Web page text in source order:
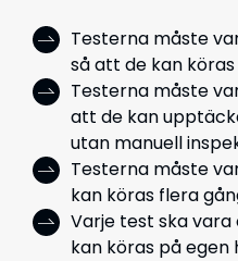
Testerna måste
så att de kan
Testerna måste
att de kan
utan manuell
Testerna måste
kan köras flera
Varje test ska
kan köras på egen